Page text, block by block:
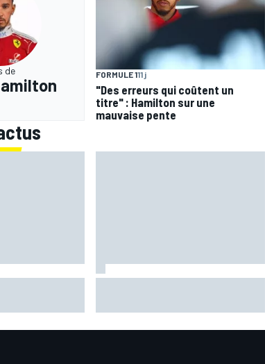
de FORMULE 111 j
"Des erreurs qui coûtent un
titre" : Hamilton sur une
mauvaise pente
d'Acosta